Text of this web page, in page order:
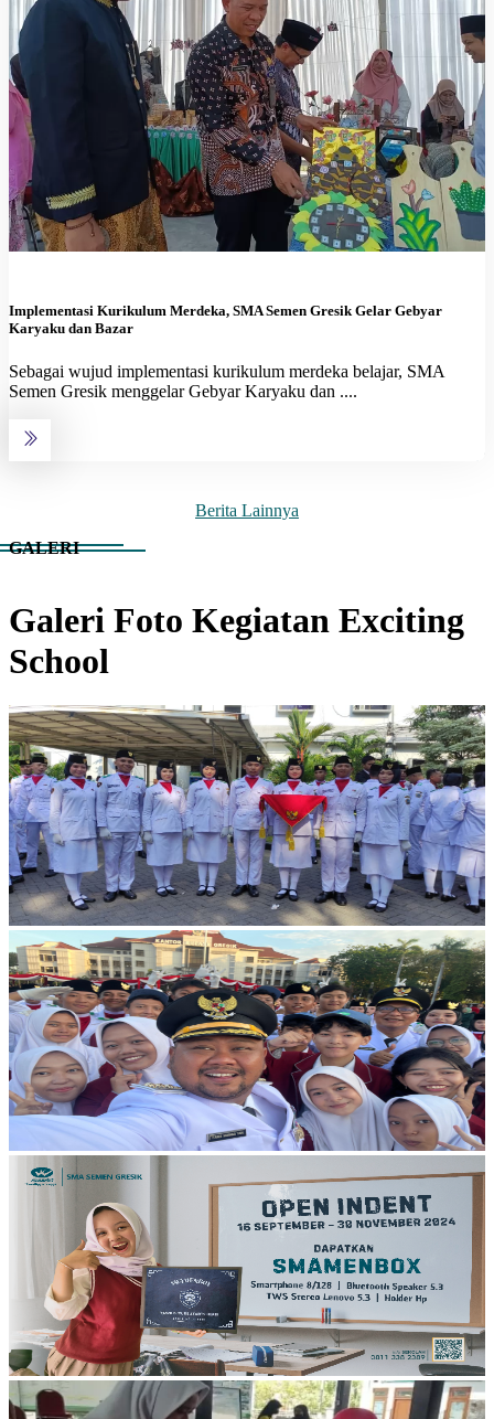
Implementasi Kurikulum Merdeka, SMA Semen Gresik Gelar Gebyar
Karyaku dan Bazar
Sebagai wujud implementasi kurikulum merdeka belajar, SMA
Semen Gresik menggelar Gebyar Karyaku dan ....
Berita Lainnya
GALERI
Galeri Foto Kegiatan Exciting
School